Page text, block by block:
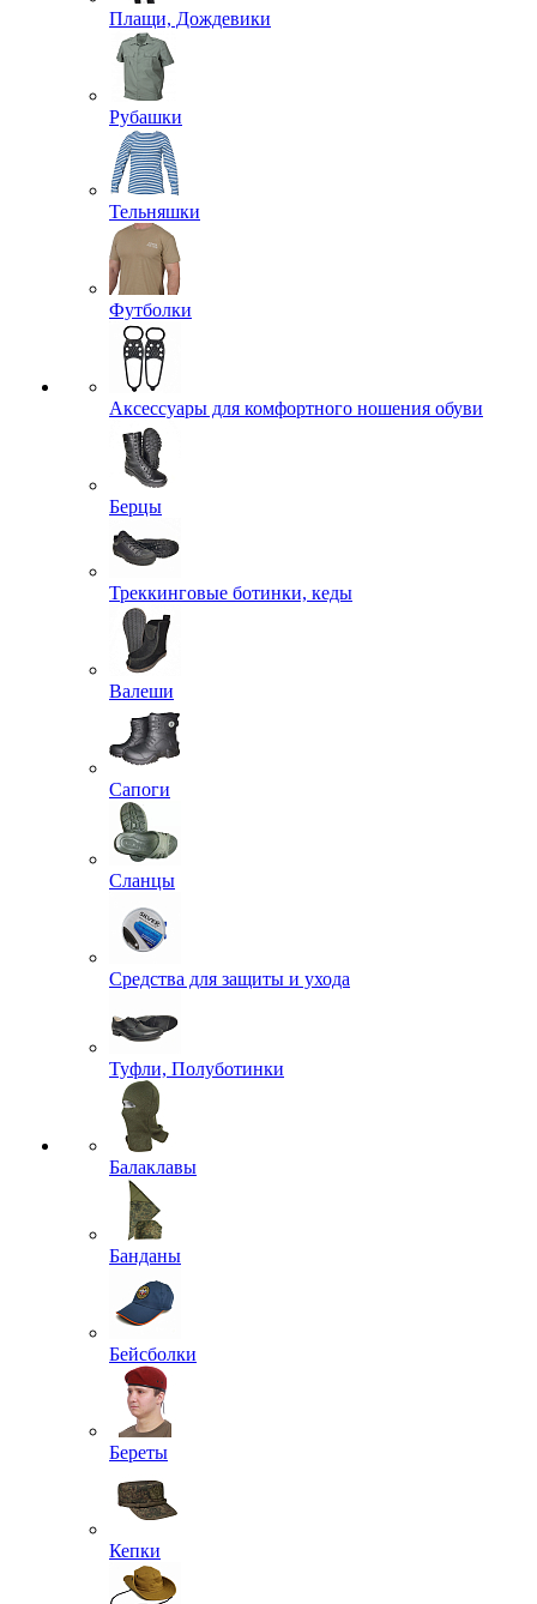
Плащи, Дождевики
Рубашки
Тельняшки
Футболки
Аксессуары для комфортного ношения обуви
Берцы
Треккинговые ботинки, кеды
Валеши
Сапоги
Сланцы
Средства для защиты и ухода
Туфли, Полуботинки
Балаклавы
Банданы
Бейсболки
Береты
Кепки